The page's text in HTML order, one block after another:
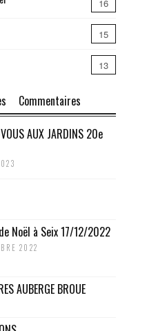
16
15
13
Commentaires
AUX JARDINS 20e
Noël à Seix 17/12/2022
2022
AUBERGE BROUE